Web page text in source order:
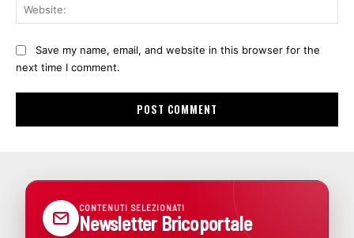
Save my name, email, and website in this browser for the
next time I comment.
CONTENUTI SELEZIONATI
Newsletter Bricoportale